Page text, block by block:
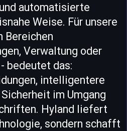
automatisierte
Weise. Für unsere
Bereichen
Verwaltung oder
bedeutet das:
intelligentere
im Umgang
Hyland liefert
sondern schafft